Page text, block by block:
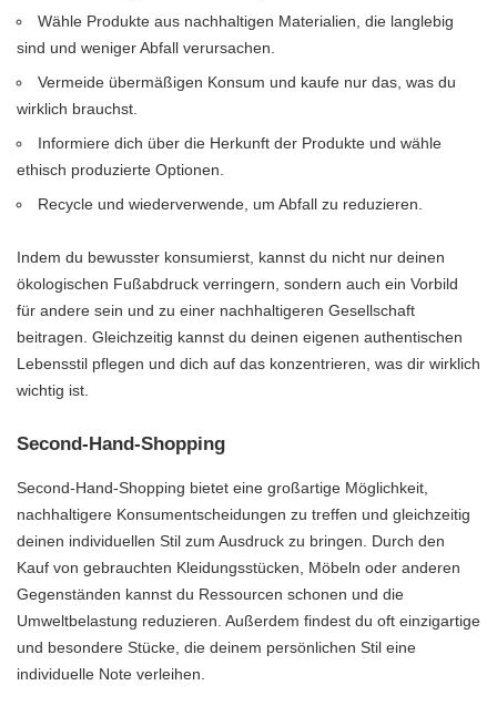
Wähle Produkte aus nachhaltigen Materialien, die langlebig
sind und weniger Abfall verursachen.
Vermeide übermäßigen Konsum und kaufe nur das, was du
wirklich brauchst.
Informiere dich über die Herkunft der Produkte und wähle
ethisch produzierte Optionen.
Recycle und wiederverwende, um Abfall zu reduzieren.
Indem du bewusster konsumierst, kannst du nicht nur deinen
ökologischen Fußabdruck verringern, sondern auch ein Vorbild
für andere sein und zu einer nachhaltigeren Gesellschaft
beitragen. Gleichzeitig kannst du deinen eigenen authentischen
Lebensstil pflegen und dich auf das konzentrieren, was dir wirklich
wichtig ist.
Second-Hand-Shopping
Second-Hand-Shopping bietet eine großartige Möglichkeit,
nachhaltigere Konsumentscheidungen zu treffen und gleichzeitig
deinen individuellen Stil zum Ausdruck zu bringen. Durch den
Kauf von gebrauchten Kleidungsstücken, Möbeln oder anderen
Gegenständen kannst du Ressourcen schonen und die
Umweltbelastung reduzieren. Außerdem findest du oft einzigartige
und besondere Stücke, die deinem persönlichen Stil eine
individuelle Note verleihen.